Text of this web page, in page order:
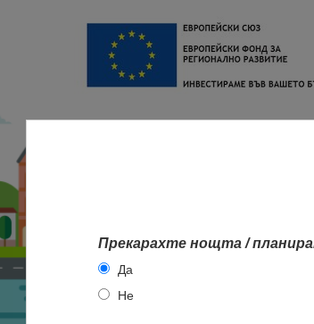
Прекарахте нощта /
Да
Не